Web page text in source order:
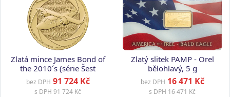
Zlatá mince James Bond of
the 2010´s (série Šest
dekád), 1 oz
bez DPH 91 724 Kč
s DPH 91 724 Kč
Zlatý slitek PAMP - Orel
bělohlavý, 5 g
bez DPH 16 471 Kč
s DPH 16 471 Kč